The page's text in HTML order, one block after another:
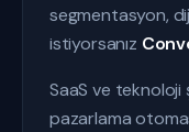
segmentasyon,
istiyorsanız
SaaS ve teknoloji
pazarlama